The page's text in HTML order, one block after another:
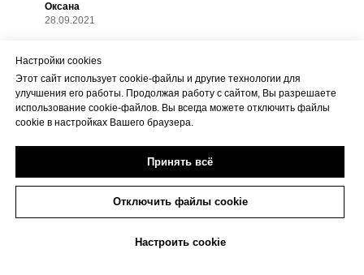
+7(473)263-20-20
Оксана
28.09.2021
Выражаю огромную благодарность Богдановой Алёне
Никитичне. Хочется отметить высокий уровень
профессионализма этого врача, а также
объясняет, отвечает на все вопросы. Смогла решить
мою проблему, подобрала наиболее эффективный
способ лечения. Мед персонал и сотрудники центра
внимательно относятся к пациентам. Центр оснащён
Настройки cookies
Этот сайт использует cookie-файлы и другие технологии для
улучшения его работы. Продолжая работу с сайтом, Вы разрешаете
использование cookie-файлов. Вы всегда можете отключить файлы
cookie в настройках Вашего браузера.
Принять всё
Отключить файлы cookie
Настроить cookie